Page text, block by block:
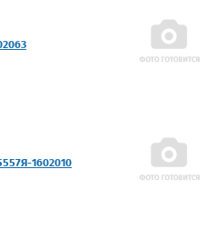
1602010